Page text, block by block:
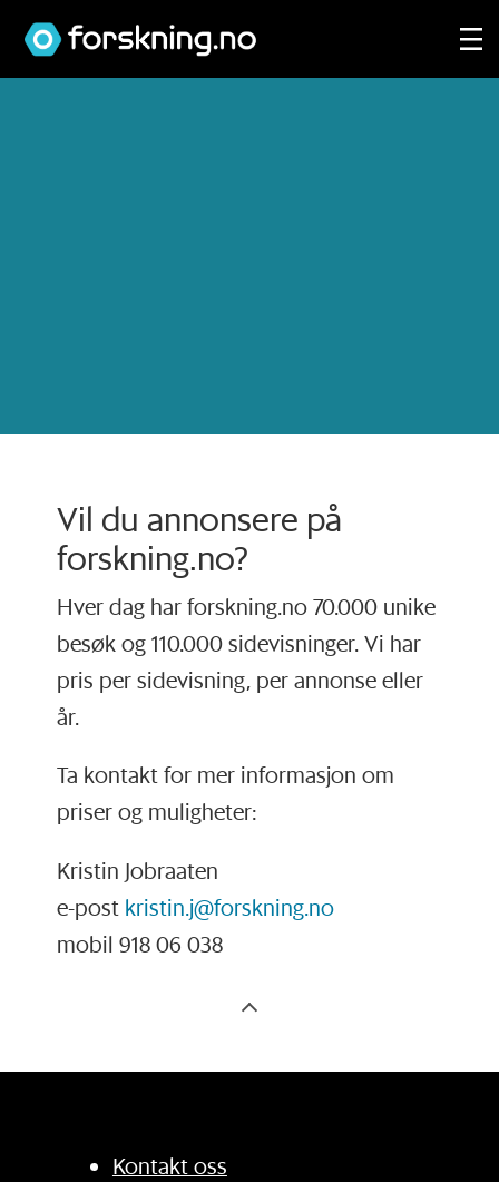
Vil du annonsere på
forskning.no?
Hver dag har forskning.no 70.000 unike
besøk og 110.000 sidevisninger. Vi har
pris per sidevisning, per annonse eller
år.
Ta kontakt for mer informasjon om
priser og muligheter:
Kristin Jobraaten
e-post kristin.j@forskning.no
mobil 918 06 038
Kontakt oss